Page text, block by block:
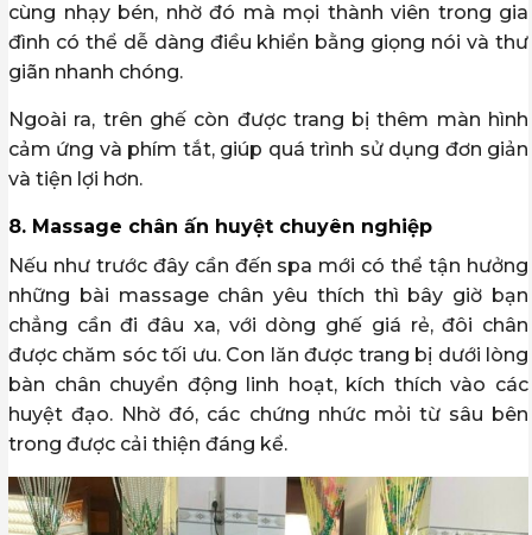
cùng nhạy bén, nhờ đó mà mọi thành viên trong gia
đình có thể dễ dàng điều khiển bằng giọng nói và thư
giãn nhanh chóng.
Ngoài ra, trên ghế còn được trang bị thêm màn hình
cảm ứng và phím tắt, giúp quá trình sử dụng đơn giản
và tiện lợi hơn.
8. Massage chân ấn huyệt chuyên nghiệp
Nếu như trước đây cần đến spa mới có thể tận hưởng
những bài massage chân yêu thích thì bây giờ bạn
chẳng cần đi đâu xa, với dòng ghế giá rẻ, đôi chân
được chăm sóc tối ưu. Con lăn được trang bị dưới lòng
bàn chân chuyển động linh hoạt, kích thích vào các
huyệt đạo. Nhờ đó, các chứng nhức mỏi từ sâu bên
trong được cải thiện đáng kể.